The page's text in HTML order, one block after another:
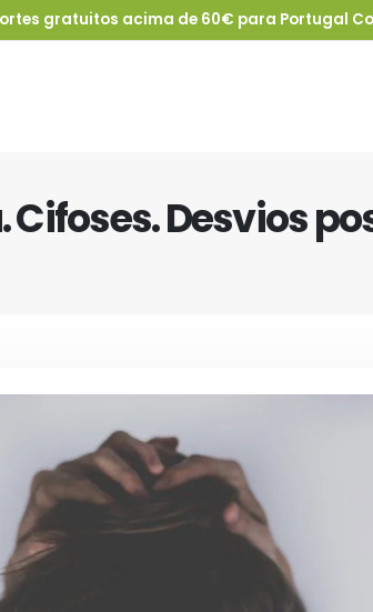
gratuitos acima de 60€ para Portugal
Cifoses. Desvios